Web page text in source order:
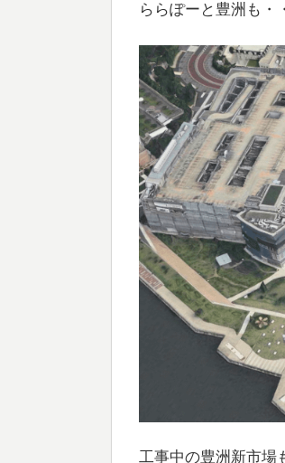
ららぽーと豊洲も・・
工事中の豊洲新市場